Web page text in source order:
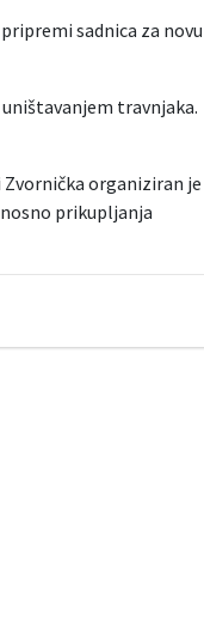
sadnica za novu
uništavanjem travnjaka.
Zvornička organiziran je
prikupljanja